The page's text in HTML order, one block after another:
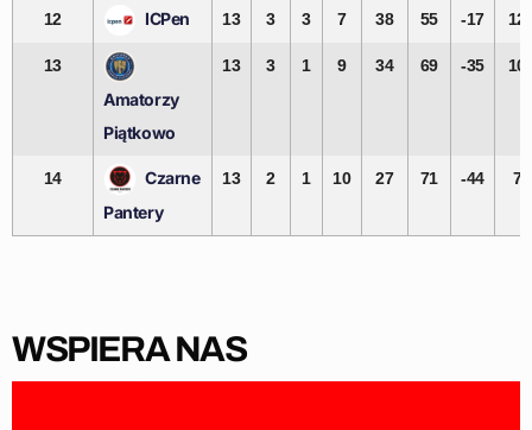
12 ICPen 13 3 3 7 38 55 -17 12
13
Amatorzy
Piątkowo
13 3 1 9 34 69 -35 10
14
Czarne
Pantery
13 2 1 10 27 71 -44 7
WSPIERA NAS